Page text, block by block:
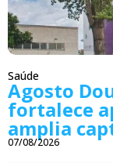
Saúde
Agosto
fortalece
amplia
07/08/2026